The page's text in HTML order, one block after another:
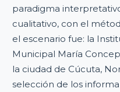
paradigma
cualitativo, con el
el escenario fue: la
Municipal María
la ciudad de Cúcuta,
selección de los